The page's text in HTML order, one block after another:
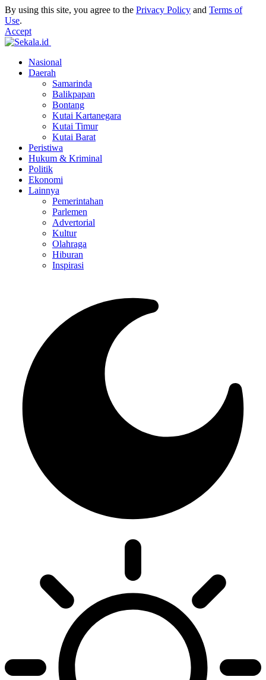
By using this site, you agree to the Privacy Policy and Terms of
Use.
Accept
Nasional
Daerah
Samarinda
Balikpapan
Bontang
Kutai Kartanegara
Kutai Timur
Kutai Barat
Peristiwa
Hukum & Kriminal
Politik
Ekonomi
Lainnya
Pemerintahan
Parlemen
Advertorial
Kultur
Olahraga
Hiburan
Inspirasi